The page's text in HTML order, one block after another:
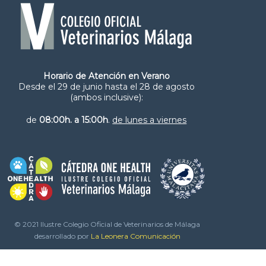
Horario de Atención en Verano
Desde el 29 de junio hasta el 28 de agosto
(ambos inclusive):
de 08:00h. a 15:00h. de lunes a viernes
© 2021 Ilustre Colegio Oficial de Veterinarios de Málaga
desarrollado por La Leonera Comunicación